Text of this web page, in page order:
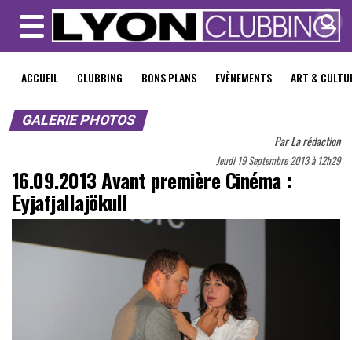
MENU
ACCUEIL CLUBBING BONS PLANS EVÈNEMENTS ART &
GALERIE PHOTOS
ParLa rédaction
Jeudi 19 Septembre 2013 à 12h29
16.09.2013 Avant première Cinéma :
Eyjafjallajökull